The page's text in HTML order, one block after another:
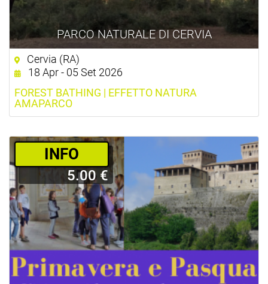
PARCO NATURALE DI CERVIA
Cervia (RA)
18 Apr - 05 Set 2026
FOREST BATHING | EFFETTO NATURA
AMAPARCO
­INFO
5.00 €